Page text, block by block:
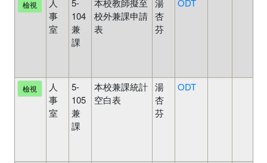
檢視
事
室
104
兼
課
校外兼課申請
表
杏
芬
檢視
人
事
室
5-
105
兼
課
本校兼課統計
空白表
湯
杏
芬
ODT